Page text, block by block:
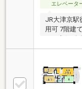
エレベータ
JR大津京
用可 7階建
たり良好
います